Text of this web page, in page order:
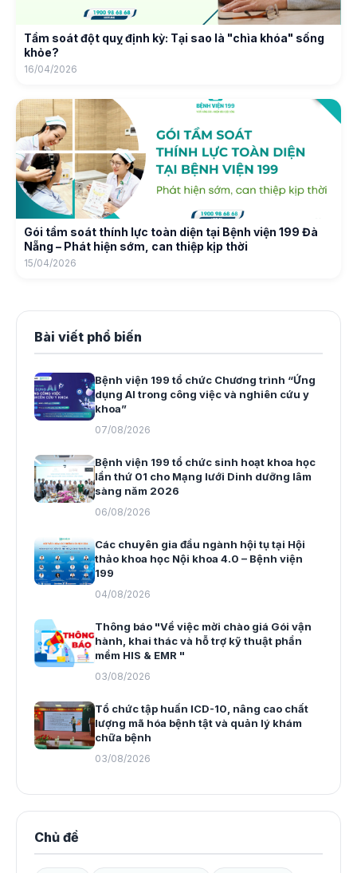
Tầm soát đột quỵ định kỳ: Tại sao là "chìa khóa" sống
khỏe?
16/04/2026
Gói tầm soát thính lực toàn diện tại Bệnh viện 199 Đà
Nẵng – Phát hiện sớm, can thiệp kịp thời
15/04/2026
Bài viết phổ biến
Bệnh viện 199 tổ chức Chương trình “Ứng
dụng AI trong công việc và nghiên cứu y
khoa”
07/08/2026
Bệnh viện 199 tổ chức sinh hoạt khoa học
lần thứ 01 cho Mạng lưới Dinh dưỡng lâm
sàng năm 2026
06/08/2026
Các chuyên gia đầu ngành hội tụ tại Hội
thảo khoa học Nội khoa 4.0 – Bệnh viện
199
04/08/2026
Thông báo "Về việc mời chào giá Gói vận
hành, khai thác và hỗ trợ kỹ thuật phần
mềm HIS & EMR "
03/08/2026
Tổ chức tập huấn ICD-10, nâng cao chất
lượng mã hóa bệnh tật và quản lý khám
chữa bệnh
03/08/2026
Chủ đề